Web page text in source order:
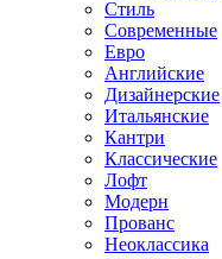
Стиль
Современные
Евро
Английские
Дизайнерские
Итальянские
Кантри
Классические
Лофт
Модерн
Прованс
Неоклассика